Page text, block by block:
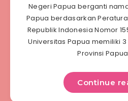
Negeri Papua berganti
Papua berdasarkan
Republik Indonesia Nomor
Universitas Papua memiliki
Provinsi
Continue